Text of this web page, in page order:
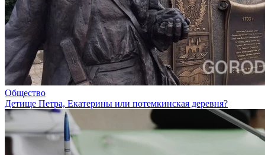
Общество
Детище Петра, Екатерины или потемкинская деревня?